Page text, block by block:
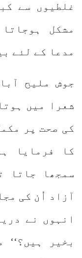
غلطیوں سے
مشکل
مدعا کے لئے
جوش ملیح
شعرا میں
کی صحت پر
کا فرمایا
سمجھا جاتا
آزاد اُن کی
انہوں نے
بخیر